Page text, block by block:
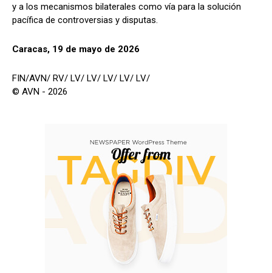
y a los mecanismos bilaterales como vía para la solución
pacífica de controversias y disputas.
Caracas, 19 de mayo de 2026
FIN/AVN/ RV/ LV/ LV/ LV/ LV/ LV/
© AVN - 2026